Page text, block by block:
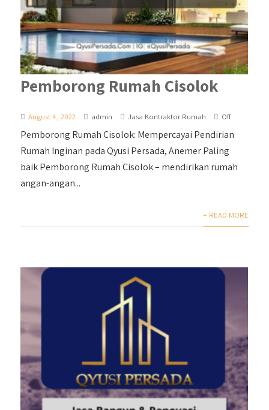
Pemborong Rumah Cisolok
August 4, 2022 admin Jasa Kontraktor Rumah Off
Pemborong Rumah Cisolok: Mempercayai Pendirian
Rumah Inginan pada Qyusi Persada, Anemer Paling
baik Pemborong Rumah Cisolok – mendirikan rumah
angan-angan...
+ READ MORE